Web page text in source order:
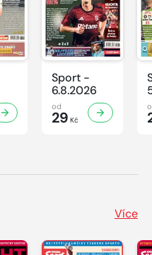
Sport -
6.8.2026
od
29 Kč
Více